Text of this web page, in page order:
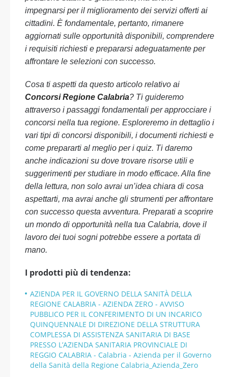
impegnarsi per il miglioramento dei servizi offerti ai
cittadini. È fondamentale, pertanto, rimanere
aggiornati sulle opportunità disponibili, comprendere
i requisiti richiesti e prepararsi adeguatamente per
affrontare le selezioni con successo.
Cosa ti aspetti da questo articolo relativo ai
Concorsi Regione Calabria? Ti guideremo
attraverso i passaggi fondamentali per approcciare i
concorsi nella tua regione. Esploreremo in dettaglio i
vari tipi di concorsi disponibili, i documenti richiesti e
come prepararti al meglio per i quiz. Ti daremo
anche indicazioni su dove trovare risorse utili e
suggerimenti per studiare in modo efficace. Alla fine
della lettura, non solo avrai un’idea chiara di cosa
aspettarti, ma avrai anche gli strumenti per affrontare
con successo questa avventura. Preparati a scoprire
un mondo di opportunità nella tua Calabria, dove il
lavoro dei tuoi sogni potrebbe essere a portata di
mano.
I prodotti più di tendenza:
AZIENDA PER IL GOVERNO DELLA SANITÀ DELLA
REGIONE CALABRIA - AZIENDA ZERO - AVVISO
PUBBLICO PER IL CONFERIMENTO DI UN INCARICO
QUINQUENNALE DI DIREZIONE DELLA STRUTTURA
COMPLESSA DI ASSISTENZA SANITARIA DI BASE
PRESSO L’AZIENDA SANITARIA PROVINCIALE DI
REGGIO CALABRIA - Calabria - Azienda per il Governo
della Sanità della Regione Calabria_Azienda_Zero